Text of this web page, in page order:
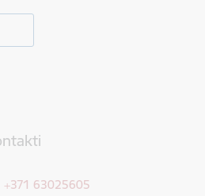
+371 63025605